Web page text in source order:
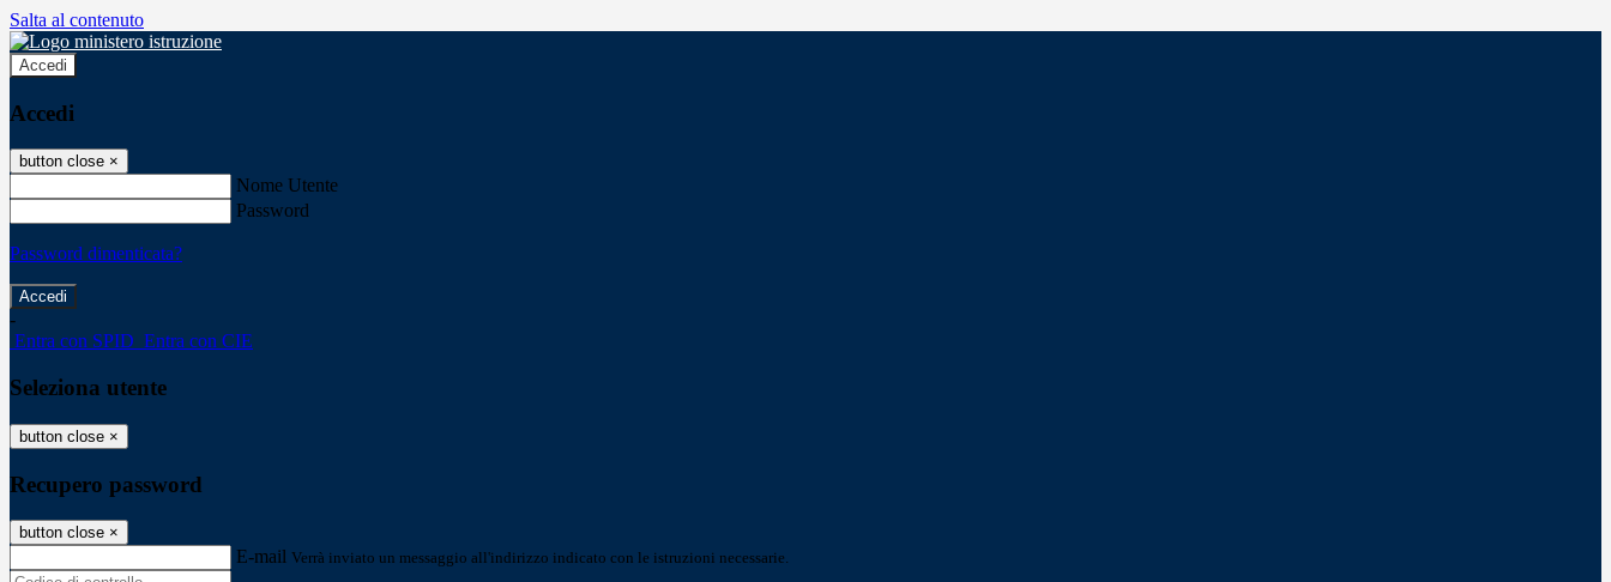
Salta al contenuto
Accedi
Accedi
button close ×
Nome Utente
Password
Password dimenticata?
-
Entra con SPID Entra con CIE
Seleziona utente
button close ×
Recupero password
button close ×
E-mail Verrà inviato un messaggio all'indirizzo indicato con le istruzioni necessarie.